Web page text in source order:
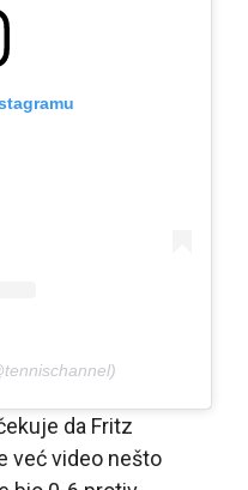
da Fritz
već video nešto